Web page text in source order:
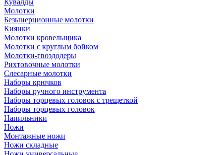
Кувалды
Молотки
Безынерционные молотки
Киянки
Молотки кровельщика
Молотки с круглым бойком
Молотки-гвоздодеры
Рихтовочные молотки
Слесарные молотки
Наборы крючков
Наборы ручного инструмента
Наборы торцевых головок с трещеткой
Наборы торцевых головок
Напильники
Ножи
Монтажные ножи
Ножи складные